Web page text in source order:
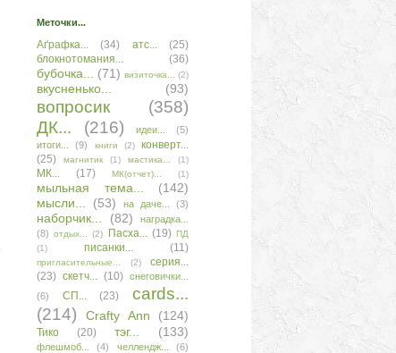
Меточки...
Аґрафка... (34) атс...
(25)
блокнотомания...
(36)
бубочка... (71) визиточка... (2)
вкусненько... (93)
вопросик
(358)
ДК...
(216) идеи...
(5)
итоги...
(9) книги (2)
конверт...
(25)
магнитик (1) мастика... (1)
МК... (17) МК(отчет)... (1)
мыльная тема...
(142)
мысли...
(53) на даче... (3)
наборчик... (82)
наградка...
(8) отдых... (2) Пасха... (19) ПД
(1)
писанки... (11)
пригласительные... (2)
серия...
(23) скетч... (10) снеговички...
(6)
СП... (23)
сards...
(214)
Сrafty Аnn (124)
Тико (20) тэг... (133)
флешмоб... (4) челлендж...
(6)